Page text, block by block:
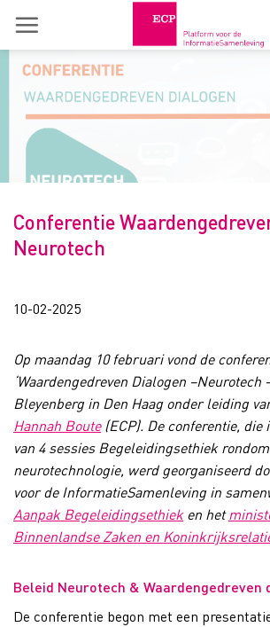
content
Conferentie
Neurotech
10-02-2025
Op maandag 10 februari vond de
‘Waardengedreven Dialogen –Neurotech
Bleyenberg in Den Haag onder leiding
Hannah Boute(ECP). De conferentie, die
van 4 sessies Begeleidingsethiek
neurotechnologie, werd georganiseerd
voor de InformatieSamenleving in
Aanpak Begeleidingsethieken het
Binnenlandse Zaken en
Beleid Neurotech & Waardengedreven
De conferentie begon met een